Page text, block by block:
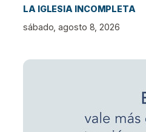
LA IGLESIA INCOMPLETA
sábado, agosto 8, 2026